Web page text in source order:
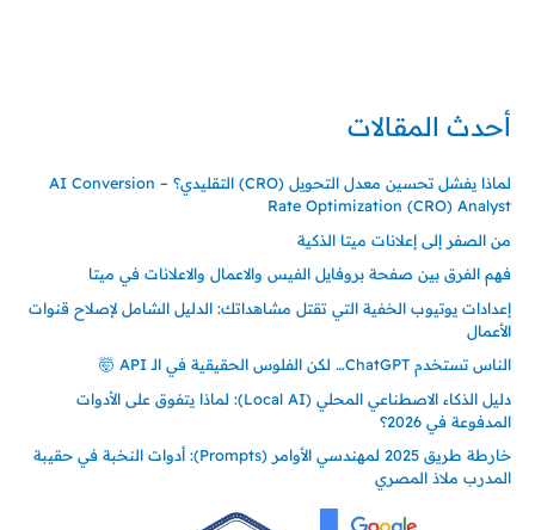
أحدث المقالات
لماذا يفشل تحسين معدل التحويل (CRO) التقليدي؟ – AI Conversion
Rate Optimization (CRO) Analyst
من الصفر إلى إعلانات ميتا الذكية
فهم الفرق بين صفحة بروفايل الفيس والاعمال والاعلانات في ميتا
إعدادات يوتيوب الخفية التي تقتل مشاهداتك: الدليل الشامل لإصلاح قنوات
الأعمال
الناس تستخدم ChatGPT… لكن الفلوس الحقيقية في الـ API 🤯
دليل الذكاء الاصطناعي المحلي (Local AI): لماذا يتفوق على الأدوات
المدفوعة في 2026؟
خارطة طريق 2025 لمهندسي الأوامر (Prompts): أدوات النخبة في حقيبة
المدرب ملاذ المصري